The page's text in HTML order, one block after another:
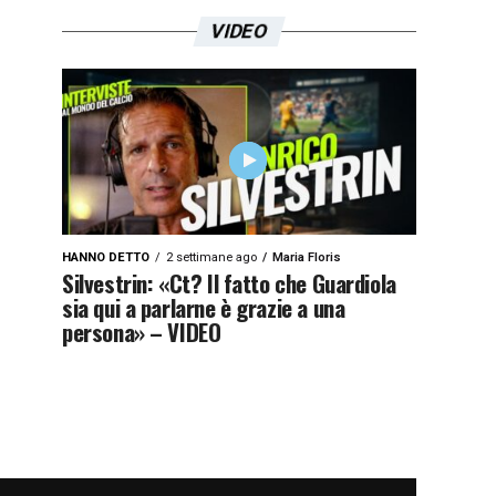
VIDEO
HANNO DETTO 2 settimane ago Maria Floris
Silvestrin: «Ct? Il fatto che Guardiola
sia qui a parlarne è grazie a una
persona» – VIDEO